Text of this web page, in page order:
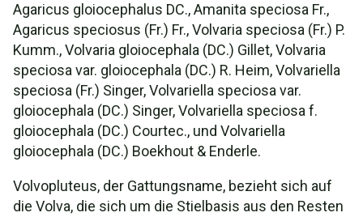
Agaricus gloiocephalus DC., Amanita speciosa Fr.,
Agaricus speciosus (Fr.) Fr., Volvaria speciosa (Fr.) P.
Kumm., Volvaria gloiocephala (DC.) Gillet, Volvaria
speciosa var. gloiocephala (DC.) R. Heim, Volvariella
speciosa (Fr.) Singer, Volvariella speciosa var.
gloiocephala (DC.) Singer, Volvariella speciosa f.
gloiocephala (DC.) Courtec., und Volvariella
gloiocephala (DC.) Boekhout & Enderle.
Volvopluteus, der Gattungsname, bezieht sich auf
die Volva, die sich um die Stielbasis aus den Resten